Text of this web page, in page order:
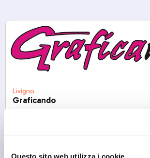
Questo sito web utilizza i cookie
Livigno
Graficando